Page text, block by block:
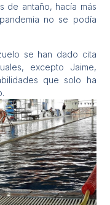
de antaño, hacía más
no se podía
se han dado cita
excepto Jaime,
que solo ha